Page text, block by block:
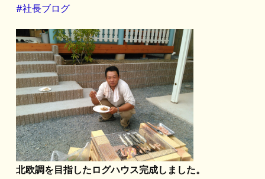
#社長ブログ
北欧調を目指したログハウス完成しました。